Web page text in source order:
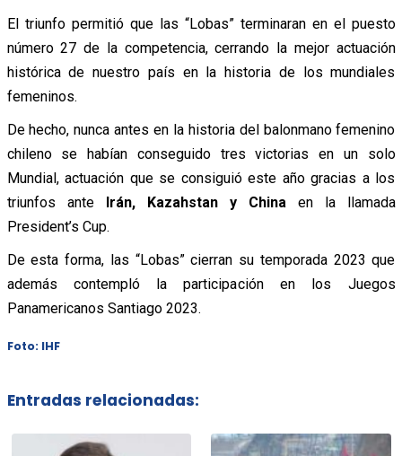
El triunfo permitió que las “Lobas” terminaran en el puesto
número 27 de la competencia, cerrando la mejor actuación
histórica de nuestro país en la historia de los mundiales
femeninos.
De hecho, nunca antes en la historia del balonmano femenino
chileno se habían conseguido tres victorias en un solo
Mundial, actuación que se consiguió este año gracias a los
triunfos ante Irán, Kazahstan y China en la llamada
President’s Cup.
De esta forma, las “Lobas” cierran su temporada 2023 que
además contempló la participación en los Juegos
Panamericanos Santiago 2023.
Foto: IHF
Entradas relacionadas: